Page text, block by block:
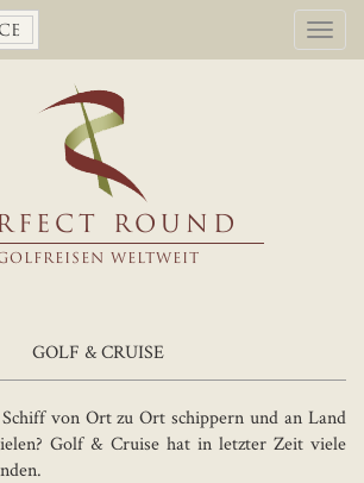
ROUND
WELTWEIT
GOLF & CRUISE
von Ort zu Ort schippern und an Land
Golf & Cruise hat in letzter Zeit viele